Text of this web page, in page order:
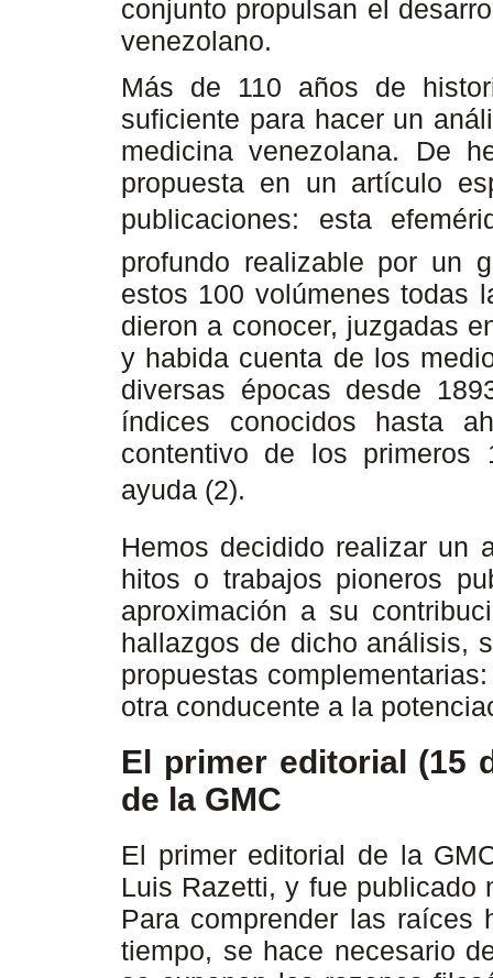
conjunto propulsan el
venezolano.
Más de 110 años de
suficiente para hacer un
medicina venezolana. De
propuesta en un artículo
publicaciones: esta
profundo realizable por un
estos 100 volúmenes todas
dieron a conocer, juzgadas
y habida cuenta de los
diversas épocas desde
índices conocidos hasta
contentivo de los primeros
ayuda (2).
Hemos decidido realizar un
hitos o trabajos pioneros
aproximación a su
hallazgos de dicho análisis,
propuestas
otra conducente a la
El primer editorial (15
de la GMC
El primer editorial de la
Luis Razetti, y fue publicado
Para comprender las
tiempo, se hace necesario